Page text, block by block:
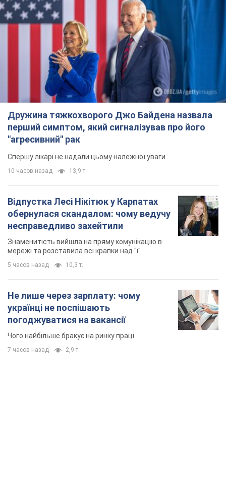
Дружина тяжкохворого Джо Байдена назвала
перший симптом, який сигналізував про його
"агресивний" рак
Спершу лікарі не надали цьому належної уваги
10 часов назад 13,9 т.
Відпустка Лесі Нікітюк у Карпатах
обернулася скандалом: чому ведучу
несправедливо захейтили
Знаменитість вийшла на пряму комунікацію в
мережі та розставила всі крапки над "і"
5 часов назад 10,3 т.
Не лише через зарплату: чому
українці не поспішають
погоджуватися на вакансії
Чого найбільше бракує на ринку праці
7 часов назад 2,9 т.